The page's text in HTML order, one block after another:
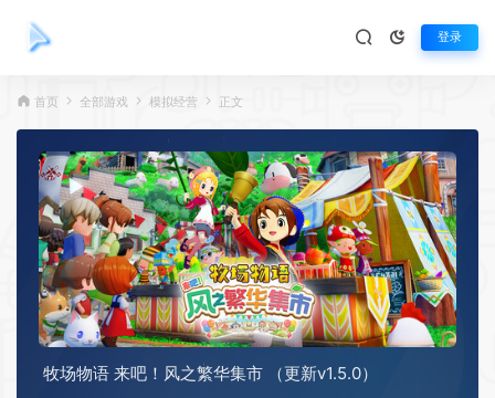
登录
首页 全部游戏 模拟经营 正文
牧场物语 来吧！风之繁华集市 （更新v1.5.0）